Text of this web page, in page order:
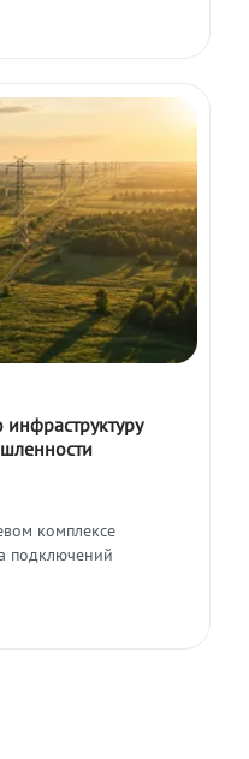
дата-центров.
комплексе
подключений